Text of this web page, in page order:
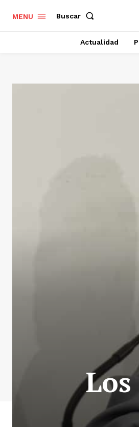
MENU Buscar
Actualidad